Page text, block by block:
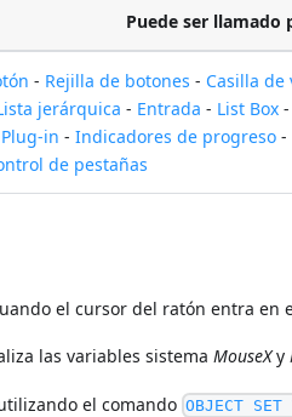
Puede ser llamado
- Rejilla de botones - Casilla de
jerárquica - Entrada - List Box -
in -Indicadores de progreso -
de pestañas
el cursor del ratón entra
las variables sistema MouseXy
el comando OBJECT